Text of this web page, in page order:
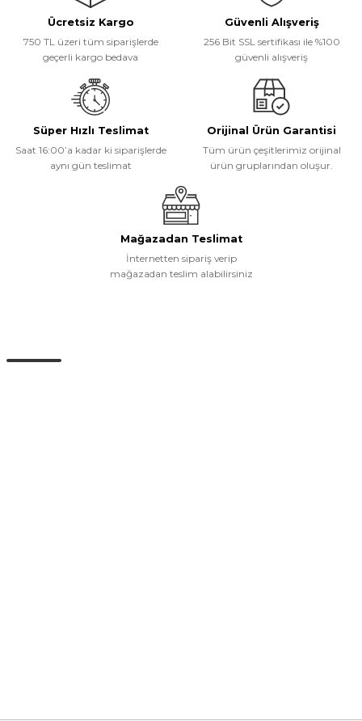
Ürün resmi kalitesiz, bozuk veya görüntülenemiyor.
Ürün açıklamasında eksik bilgiler bulunuyor.
Ürün fiyatı diğer sitelerden daha pahalı.
Bu ürüne benzer farklı alternatifler olmalı.
Gönder
Ücretsiz Kargo
750 TL üzeri tüm siparişlerde
geçerli kargo bedava
Güvenli Alışveriş
256 Bit SSL sertifikası ile %100
güvenli alışveriş
Süper Hızlı Teslimat
Saat 16:00’a kadar ki siparişlerde
aynı gün teslimat
Orijinal Ürün Garantisi
Tüm ürün çeşitlerimiz orijinal
ürün gruplarından oluşur.
Mağazadan Teslimat
İnternetten sipariş verip
mağazadan teslim alabilirsiniz